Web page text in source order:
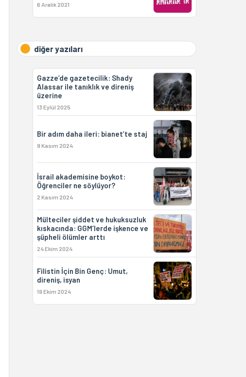
6 Aralık 2021
diğer yazıları
Gazze’de gazetecilik: Shady
Alassar ile tanıklık ve direniş
üzerine
13 Eylül 2025
Bir adım daha ileri: bianet’te staj
9 Kasım 2024
İsrail akademisine boykot:
Öğrenciler ne söylüyor?
2 Kasım 2024
Mülteciler şiddet ve hukuksuzluk
kıskacında: GGM’lerde işkence ve
şüpheli ölümler arttı
24 Ekim 2024
Filistin İçin Bin Genç: Umut,
direniş, isyan
19 Ekim 2024